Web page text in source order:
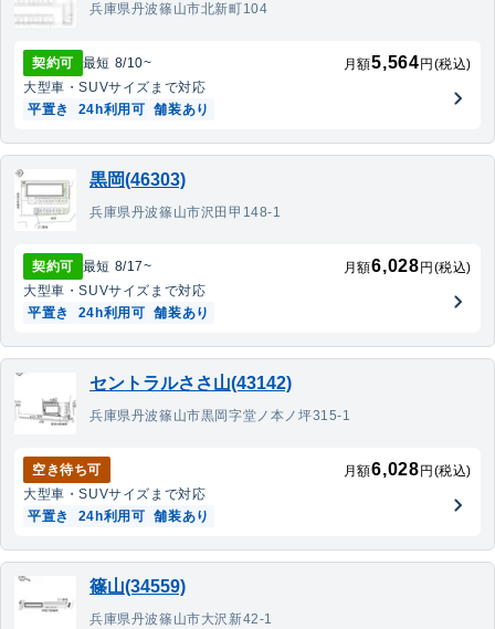
兵庫県丹波篠山市北新町104
契約可 最短 8/10~ 月額5,564 円(税込)
大型車・SUVサイズまで対応
平置き
24h利用可 舗装あり
黒岡(46303)
兵庫県丹波篠山市沢田甲148-1
契約可 最短 8/17~ 月額6,028 円(税込)
大型車・SUVサイズまで対応
平置き
24h利用可 舗装あり
セントラルささ山(43142)
兵庫県丹波篠山市黒岡字堂ノ本ノ坪315-1
空き待ち可 月額6,028 円(税込)
大型車・SUVサイズまで対応
平置き
24h利用可 舗装あり
篠山(34559)
兵庫県丹波篠山市大沢新42-1